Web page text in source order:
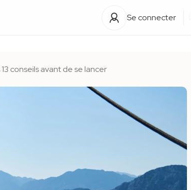
Se connecter
conseils avant de se lancer